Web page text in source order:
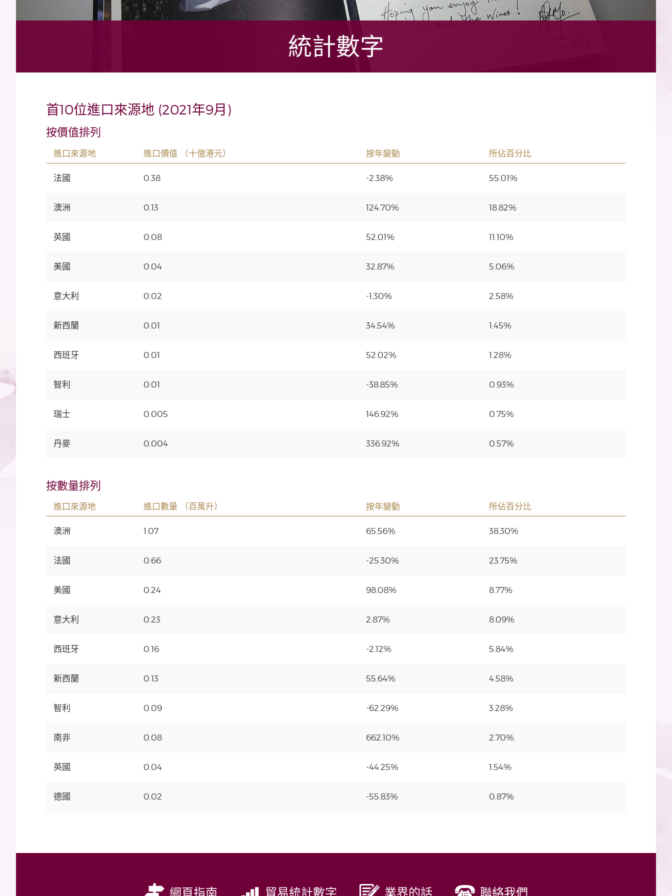
統計數字
首10位進口來源地 (2021年9月)
按價值排列
進口來源地 進口價值 （十億港元） 按年變動 所佔百分比
法國 0.38 -2.38% 55.01%
澳洲 0.13 124.70% 18.82%
英國 0.08 52.01% 11.10%
美國 0.04 32.87% 5.06%
意大利 0.02 -1.30% 2.58%
新西蘭 0.01 34.54% 1.45%
西班牙 0.01 52.02% 1.28%
智利 0.01 -38.85% 0.93%
瑞士 0.005 146.92% 0.75%
丹麥 0.004 336.92% 0.57%
按數量排列
進口來源地 進口數量 （百萬升） 按年變動 所佔百分比
澳洲 1.07 65.56% 38.30%
法國 0.66 -25.30% 23.75%
美國 0.24 98.08% 8.77%
意大利 0.23 2.87% 8.09%
西班牙 0.16 -2.12% 5.84%
新西蘭 0.13 55.64% 4.58%
智利 0.09 -62.29% 3.28%
南非 0.08 662.10% 2.70%
英國 0.04 -44.25% 1.54%
德國 0.02 -55.83% 0.87%
網頁指南 貿易統計數字 業界的話 聯絡我們